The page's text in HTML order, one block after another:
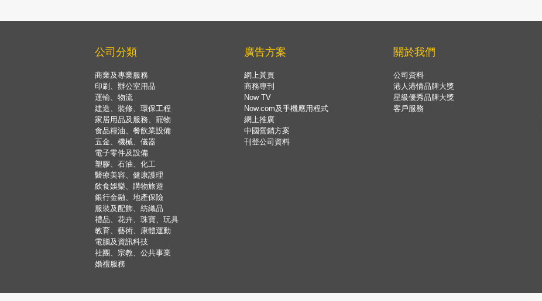
公司分類
商業及專業服務
印刷、辦公室用品
運輸、物流
建造、裝修、環保工程
家居用品及服務、寵物
食品糧油、餐飲業設備
五金、機械、儀器
電子零件及設備
塑膠、石油、化工
醫療美容、健康護理
飲食娛樂、購物旅遊
銀行金融、地產保險
服裝及配飾、紡織品
禮品、花卉、珠寶、玩具
教育、藝術、康體運動
電腦及資訊科技
社團、宗教、公共事業
婚禮服務
廣告方案
網上黃頁
商務專刊
Now TV
Now.com及手機應用程式
網上推廣
中國營銷方案
刊登公司資料
關於我們
公司資料
港人港情品牌大獎
星級優秀品牌大獎
客戶服務